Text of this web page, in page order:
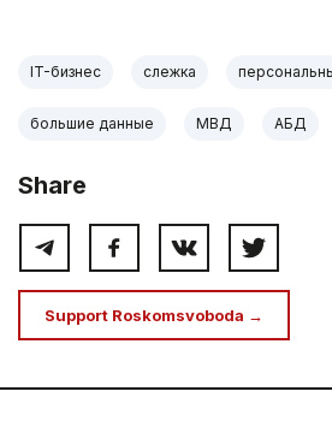
IT-бизнес слежка
большие данные МВД АБД
Share
Support Roskomsvoboda →